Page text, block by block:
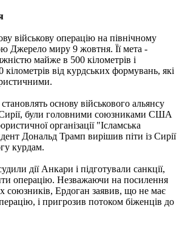
військову операцію на північному
Джерело миру 9 жовтня. Її мета -
майже в 500 кілометрів і
від курдських формувань, які
основу військового альянсу
були головними союзниками США
організації "Ісламська
Дональд Трамп вирішив піти із Сирії
курдам.
дії Анкари і підготували санкції,
операцію. Незважаючи на посилення
союзників, Ердоган заявив, що не має
і пригрозив потоком біженців до